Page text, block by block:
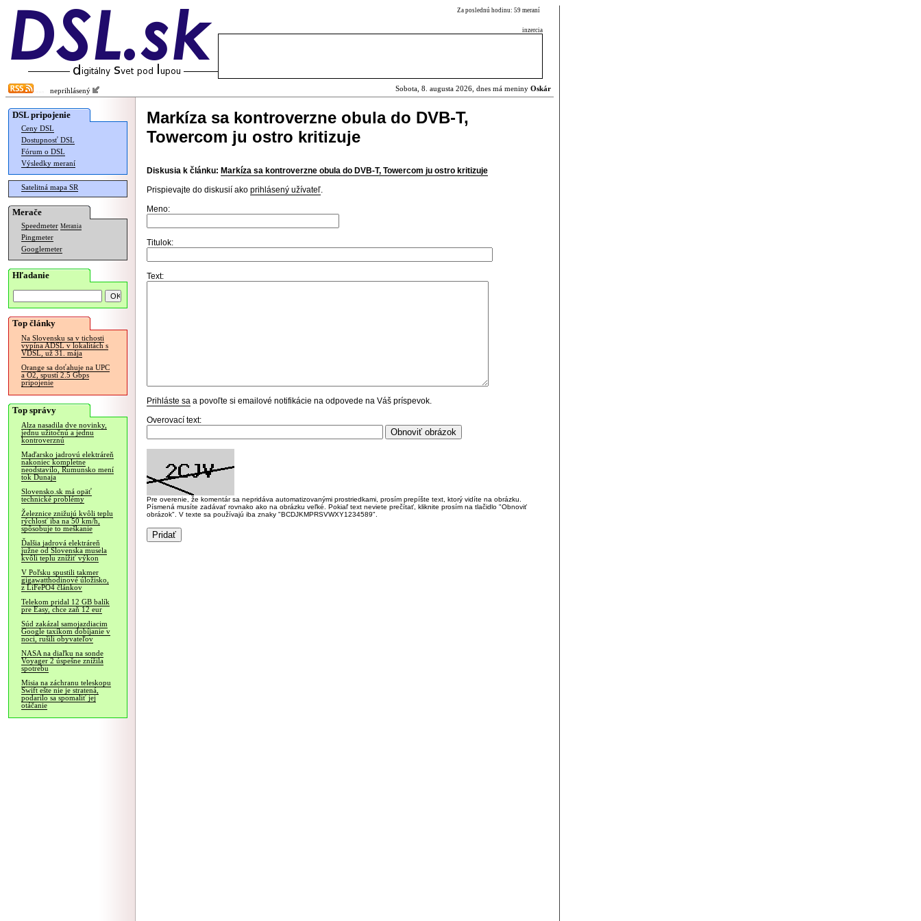
Za poslednú hodinu: 59 meraní
inzercia
neprihlásený Sobota, 8. augusta 2026, dnes má meniny Oskár
DSL pripojenie
Ceny DSL
Dostupnosť DSL
Fórum o DSL
Výsledky meraní
Satelitná mapa SR
Merače
Speedmeter Merania
Pingmeter
Googlemeter
Hľadanie
Top články
Na Slovensku sa v tichosti
vypína ADSL v lokalitách s
VDSL, už 31. mája
Orange sa doťahuje na UPC
a O2, spustí 2.5 Gbps
pripojenie
Top správy
Alza nasadila dve novinky,
jednu užitočnú a jednu
kontroverznú
Maďarsko jadrovú elektráreň
nakoniec kompletne
neodstavilo, Rumunsko mení
tok Dunaja
Slovensko.sk má opäť
technické problémy
Železnice znižujú kvôli teplu
rýchlosť iba na 50 km/h,
spôsobuje to meškanie
Ďalšia jadrová elektráreň
južne od Slovenska musela
kvôli teplu znížiť výkon
V Poľsku spustili takmer
gigawatthodinové úložisko,
z LiFePO4 článkov
Telekom pridal 12 GB balík
pre Easy, chce zaň 12 eur
Súd zakázal samojazdiacim
Google taxíkom dobíjanie v
noci, rušili obyvateľov
NASA na diaľku na sonde
Voyager 2 úspešne znížila
spotrebu
Misia na záchranu teleskopu
Swift ešte nie je stratená,
podarilo sa spomaliť jej
otáčanie
Markíza sa kontroverzne obula do DVB-T,
Towercom ju ostro kritizuje
Diskusia k článku: Markíza sa kontroverzne obula do DVB-T, Towercom ju ostro kritizuje
Prispievajte do diskusií ako prihlásený užívateľ.
Meno:
Titulok:
Text:
Prihláste sa a povoľte si emailové notifikácie na odpovede na Váš príspevok.
Overovací text:
Pre overenie, že komentár sa nepridáva automatizovanými prostriedkami, prosím prepíšte text, ktorý vidíte na obrázku.
Písmená musíte zadávať rovnako ako na obrázku veľké. Pokiaľ text neviete prečítať, kliknite prosím na tlačidlo "Obnoviť
obrázok". V texte sa používajú iba znaky "BCDJKMPRSVWXY1234589".